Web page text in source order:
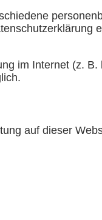
im Internet (z.
auf dieser